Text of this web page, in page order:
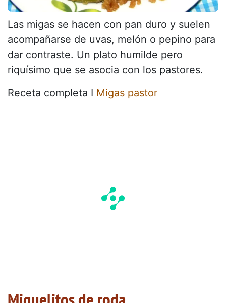
Las migas se hacen con pan duro y suelen
acompañarse de uvas, melón o pepino para
dar contraste. Un plato humilde pero
riquísimo que se asocia con los pastores.
Receta completa I Migas pastor